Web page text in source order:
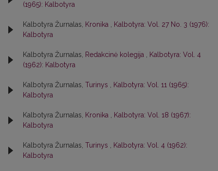
(1965): Kalbotyra
Kalbotyra Žurnalas, Kronika
Kalbotyra: Vol. 27 No. 3 (1976):
Kalbotyra
Kalbotyra Žurnalas, Redakcinė kolegija
Kalbotyra: Vol. 4
(1962): Kalbotyra
Kalbotyra Žurnalas, Turinys
Kalbotyra: Vol. 11 (1965):
Kalbotyra
Kalbotyra Žurnalas, Kronika
Kalbotyra: Vol. 18 (1967):
Kalbotyra
Kalbotyra Žurnalas, Turinys
Kalbotyra: Vol. 4 (1962):
Kalbotyra